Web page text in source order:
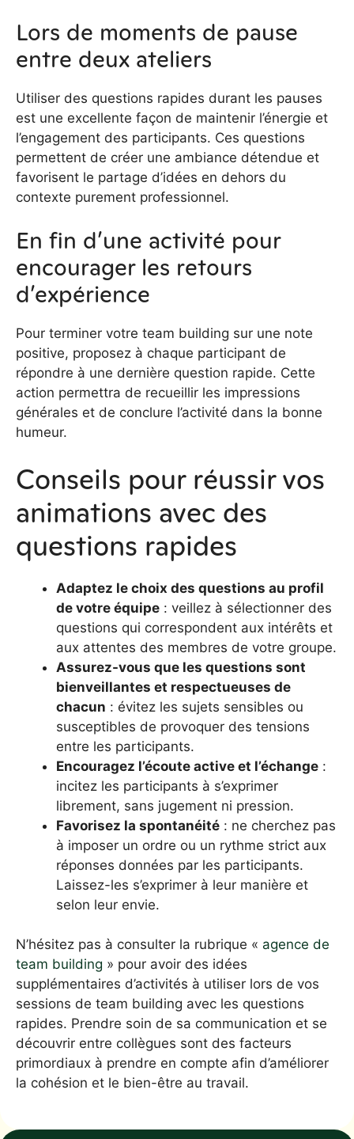
Lors de moments de pause
entre deux ateliers
Utiliser des questions rapides durant les pauses
est une excellente façon de maintenir l’énergie et
l’engagement des participants. Ces questions
permettent de créer une ambiance détendue et
favorisent le partage d’idées en dehors du
contexte purement professionnel.
En fin d’une activité pour
encourager les retours
d’expérience
Pour terminer votre team building sur une note
positive, proposez à chaque participant de
répondre à une dernière question rapide. Cette
action permettra de recueillir les impressions
générales et de conclure l’activité dans la bonne
humeur.
Conseils pour réussir vos
animations avec des
questions rapides
Adaptez le choix des questions au profil
de votre équipe : veillez à sélectionner des
questions qui correspondent aux intérêts et
aux attentes des membres de votre groupe.
Assurez-vous que les questions sont
bienveillantes et respectueuses de
chacun : évitez les sujets sensibles ou
susceptibles de provoquer des tensions
entre les participants.
Encouragez l’écoute active et l’échange :
incitez les participants à s’exprimer
librement, sans jugement ni pression.
Favorisez la spontanéité : ne cherchez pas
à imposer un ordre ou un rythme strict aux
réponses données par les participants.
Laissez-les s’exprimer à leur manière et
selon leur envie.
N’hésitez pas à consulter la rubrique « agence de
team building » pour avoir des idées
supplémentaires d’activités à utiliser lors de vos
sessions de team building avec les questions
rapides. Prendre soin de sa communication et se
découvrir entre collègues sont des facteurs
primordiaux à prendre en compte afin d’améliorer
la cohésion et le bien-être au travail.